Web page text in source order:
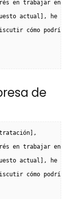
en trabajar en
actual], he
cómo
de
en trabajar en
actual], he
cómo